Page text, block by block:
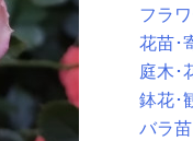
フラ
花苗･
庭木･
鉢花･
バラ